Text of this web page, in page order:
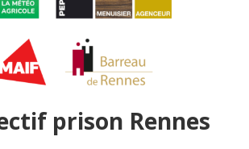
prison Rennes